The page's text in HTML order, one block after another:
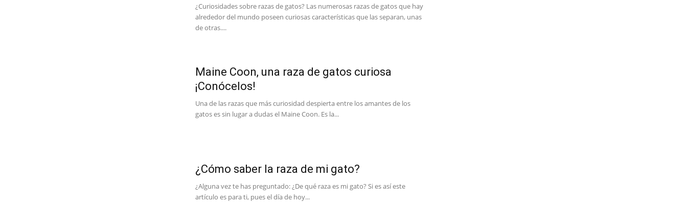
¿Curiosidades sobre razas de gatos? Las numerosas razas de gatos que hay
alrededor del mundo poseen curiosas características que las separan, unas
de otras....
Maine Coon, una raza de gatos curiosa
¡Conócelos!
Una de las razas que más curiosidad despierta entre los amantes de los
gatos es sin lugar a dudas el Maine Coon. Es la...
¿Cómo saber la raza de mi gato?
¿Alguna vez te has preguntado: ¿De qué raza es mi gato? Si es así este
artículo es para ti, pues el día de hoy...